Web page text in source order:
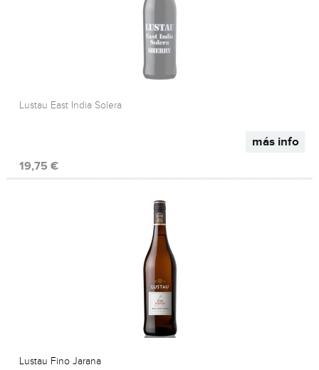
más info
Lustau East India Solera
19,75 €
Lustau Fino Jarana